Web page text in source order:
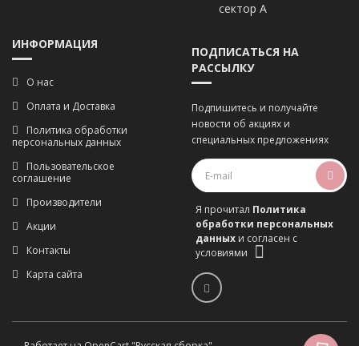
сектор А
ИНФОРМАЦИЯ
О нас
Оплата и Доставка
Политика обработки
персональных данных
Пользовательское
соглашение
Производители
Акции
Контакты
Карта сайта
ПОДПИСАТЬСЯ НА
РАССЫЛКУ
Подпишитесь и получайте
новости об акциях и
специальных предложениях
Я прочитал Политика
обработки персональных
данных и согласен с
условиями